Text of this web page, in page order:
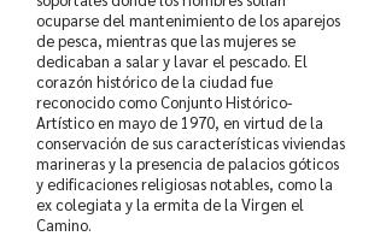
ocuparse del mantenimiento de los aparejos
de pesca, mientras que las mujeres se
dedicaban a salar y lavar el pescado. El
corazón histórico de la ciudad fue
reconocido como Conjunto Histórico-
Artístico en mayo de 1970, en virtud de la
conservación de sus características viviendas
marineras y la presencia de palacios góticos
y edificaciones religiosas notables, como la
ex colegiata y la ermita de la Virgen el
Camino.